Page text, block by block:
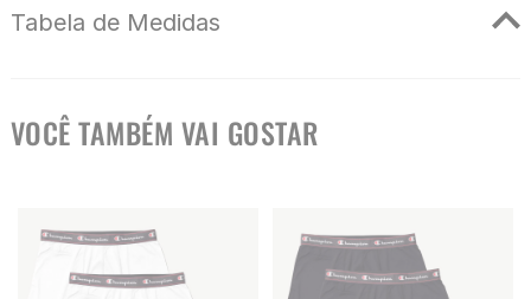
Tabela de Medidas
VOCÊ TAMBÉM VAI GOSTAR